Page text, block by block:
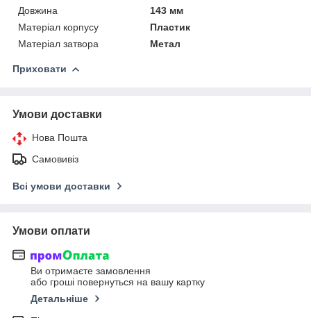
Довжина
143 мм
Матеріал корпусу
Пластик
Матеріал затвора
Метал
Приховати
Умови доставки
Нова Пошта
Самовивіз
Всі умови доставки
Умови оплати
Ви отримаєте замовлення
або гроші повернуться на вашу картку
Детальніше